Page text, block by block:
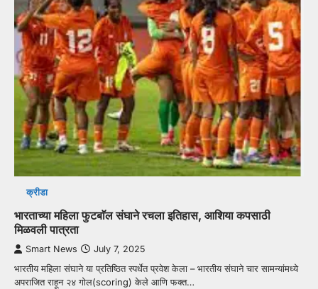
क्रीडा
भारताच्या महिला फुटबाॅल संघाने रचला इतिहास, आशिया कपसाठी
मिळवली पात्रता
Smart News July 7, 2025
भारतीय महिला संघाने या प्रतिष्ठित स्पर्धेत प्रवेश केला – भारतीय संघाने चार सामन्यांमध्ये
अपराजित राहून २४ गोल(scoring) केले आणि फक्त…